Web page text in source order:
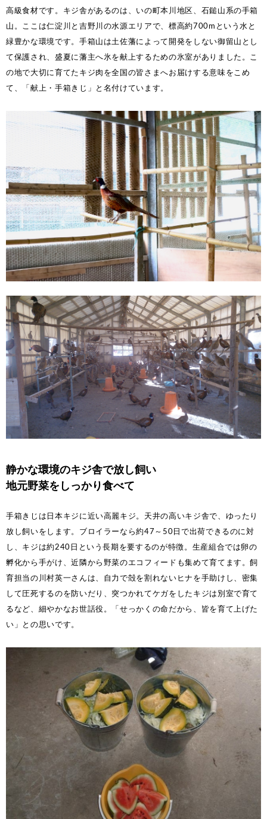
高級食材です。キジ舎があるのは、いの町本川地区、石鎚山系の手箱
山。ここは仁淀川と吉野川の水源エリアで、標高約700mという水と
緑豊かな環境です。手箱山は土佐藩によって開発をしない御留山とし
て保護され、盛夏に藩主へ氷を献上するための氷室がありました。こ
の地で大切に育てたキジ肉を全国の皆さまへお届けする意味をこめ
て、「献上・手箱きじ」と名付けています。
静かな環境のキジ舎で放し飼い
地元野菜をしっかり食べて
手箱きじは日本キジに近い高麗キジ。天井の高いキジ舎で、ゆったり
放し飼いをします。ブロイラーなら約47～50日で出荷できるのに対
し、キジは約240日という長期を要するのが特徴。生産組合では卵の
孵化から手がけ、近隣から野菜のエコフィードも集めて育てます。飼
育担当の川村英一さんは、自力で殻を割れないヒナを手助けし、密集
して圧死するのを防いだり、突つかれてケガをしたキジは別室で育て
るなど、細やかなお世話役。「せっかくの命だから、皆を育て上げた
い」との思いです。